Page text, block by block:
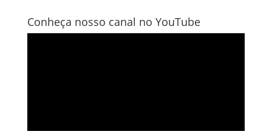
Conheça nosso canal no YouTube